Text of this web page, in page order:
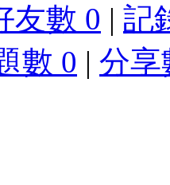
友數 0 | 記
數 0 | 分享